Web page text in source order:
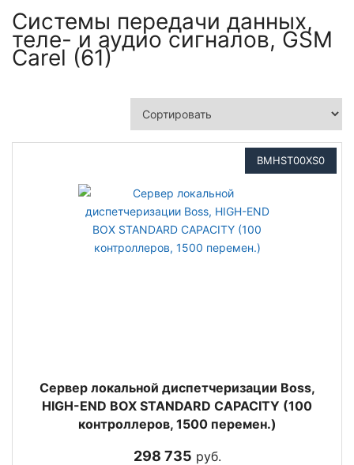
Системы передачи данных,
теле- и аудио сигналов, GSM
Carel (61)
BMHST00XS0
Cервер локальной диспетчеризации Boss,
HIGH-END BOX STANDARD CAPACITY (100
контроллеров, 1500 перемен.)
298 735 руб.